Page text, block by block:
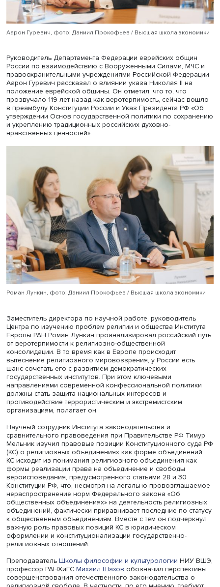
Дамир Мухетдинов, фото: Даниил Прокофьев / Высшая школа
экономики
Первый заместитель председателя Духовного
мусульман России, ректор Московского исламского
Дамир Мухетдинов рассказал о тысячелетних традициях
веротерпимости на евразийском пространстве
России как об основе гражданского мира и
традиционных религий России. Первым государством с
традициями веротерпимости на нынешней территории
страны был Хазарский каганат, где сочетались иудаизм,
христианство и ислам, назначались судьи для
всех конфессий. Принципы веротерпимости
длительного периода скорее терпело, чем поощряло
иноверцев, и только в начале ХХ века ситуация
изменилась. Дамир Мухетдинов полагает, что важно
продолжить традиции веротерпимости на евразийском
пространстве, обеспечить справедливость для
традиционных религий и не допускать межрелигиозных
конфликтов.
Аарон Гуревич, фото: Даниил Прокофьев / Высшая школа
Руководитель Департамента Федерации еврейских
России по взаимодействию с Вооруженными Силами,
правоохранительными учреждениями Российской
Аарон Гуревич рассказал о влиянии указа Николая II
положение еврейской общины. Он отметил, что то, что
прозвучало 119 лет назад как веротерпимость, сейчас
в преамбулу Конституции России и Указ Президента
утверждении Основ государственной политики по
и укреплению традиционных российских духовно-
нравственных ценностей».